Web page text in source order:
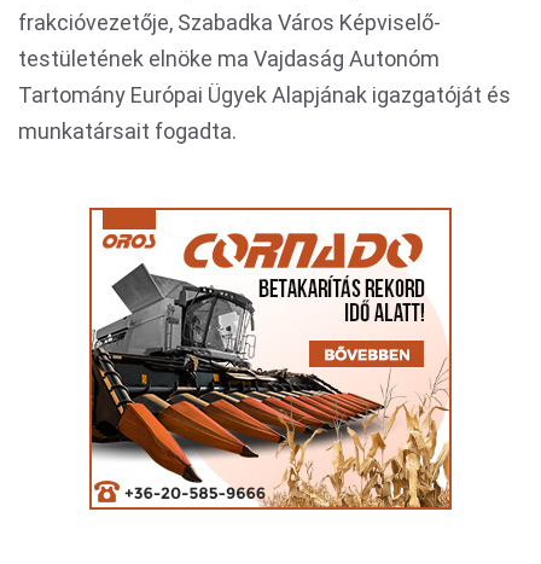
frakcióvezetője, Szabadka Város Képviselő-
testületének elnöke ma Vajdaság Autonóm
Tartomány Európai Ügyek Alapjának igazgatóját és
munkatársait fogadta.